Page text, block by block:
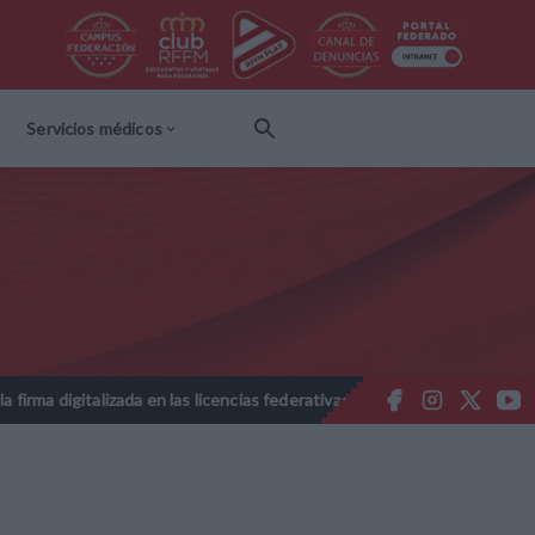
Servicios médicos
en las licencias federativas - Temporada 2026-2027 //